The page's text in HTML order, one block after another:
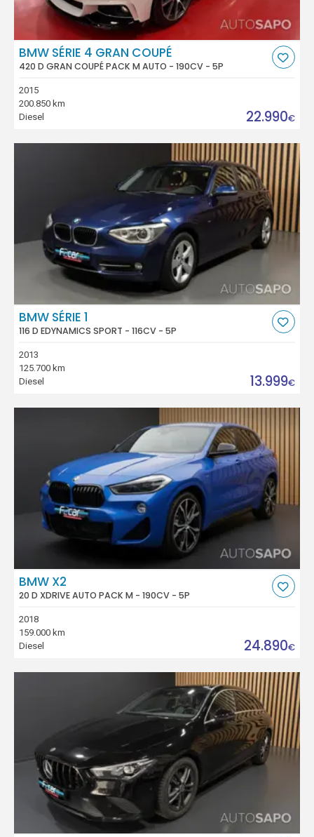
BMW SÉRIE 4 GRAN COUPÉ
420 D GRAN COUPÉ PACK M AUTO - 190CV - 5P
2015
200.850 km
Diesel
22.990€
BMW SÉRIE 1
116 D EDYNAMICS SPORT - 116CV - 5P
2013
125.700 km
Diesel
13.999€
BMW X2
20 D XDRIVE AUTO PACK M - 190CV - 5P
2018
159.000 km
Diesel
24.890€